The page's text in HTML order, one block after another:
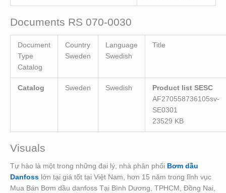
Documents RS 070-0030
Document
Type
Catalog
Country
Sweden
Language
Swedish
Title
Catalog Sweden Swedish
Product list SESC
AF270558736105sv-
SE0301
23529 KB
Visuals
Tự hào là một trong những đại lý, nhà phân phối Bơm dầu
Danfoss lớn tại giá tốt tại Việt Nam, hơn 15 năm trong lĩnh vục
Mua Bán Bơm dầu danfoss Tại Bình Dương, TPHCM, Đồng Nai,